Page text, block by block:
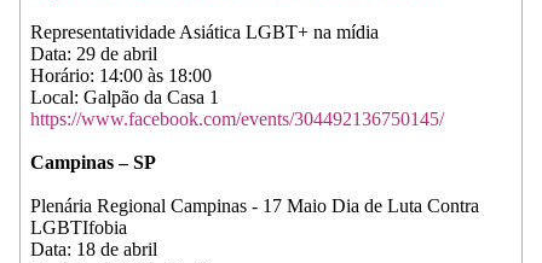
Representatividade Asiática LGBT+ na mídia
Data: 29 de abril
Horário: 14:00 às 18:00
Local: Galpão da Casa 1
https://www.facebook.com/events/304492136750145/
Campinas – SP
Plenária Regional Campinas - 17 Maio Dia de Luta Contra
LGBTIfobia
Data: 18 de abril